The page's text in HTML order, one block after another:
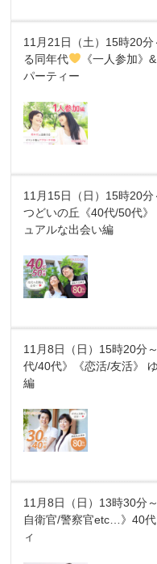
11月21日（土）15時20
る同年代
《一人参加
パーティー
11月15日（日）15時20
つどいの丘《40代/50代
ュアルな出会い編
11月8日（日）15時20分
代/40代》《恋活/友活》
編
11月8日（日）13時30分
自衛官/警察官etc…》40
ィ